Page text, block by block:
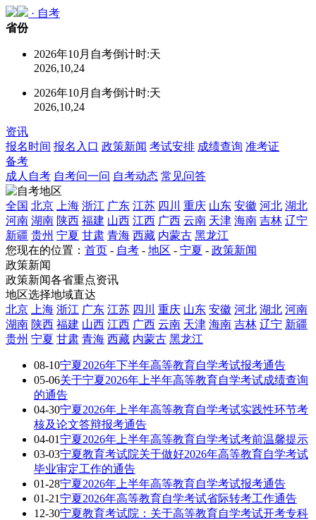
· 自考
省份
2026年10月自考倒计时:天
2026,10,24
2026年10月自考倒计时:天
2026,10,24
资讯
报名时间 报名入口 政策新闻 考试安排 成绩查询 准考证
备考
成人自考 自考问一问 自考动态 常见问答
全国 北京 上海 浙江 广东 江苏 四川 重庆 山东 安徽 河北 湖北
河南 湖南 陕西 福建 山西 江西 广西 云南 天津 海南 吉林 辽宁
新疆 贵州 宁夏 甘肃 青海 西藏 内蒙古 黑龙江
您现在的位置： 首页 - 自考 - 地区 - 宁夏 - 政策新闻
政策新闻
政策新闻各省重点资讯
地区选择地域直达
北京
上海 浙江 广东 江苏 四川 重庆 山东 安徽 河北 湖北 河南
湖南 陕西 福建 山西 江西 广西 云南 天津 海南 吉林 辽宁 新疆
贵州 宁夏 甘肃 青海 西藏 内蒙古 黑龙江
08-10宁夏2026年下半年高等教育自学考试报考通告
05-06关于宁夏2026年上半年高等教育自学考试成绩查询
的通告
04-30宁夏2026年上半年高等教育自学考试实践性环节考
核及论文答辩报考通告
04-01宁夏2026年上半年高等教育自学考试考前温馨提示
03-03宁夏教育考试院关于做好2026年高等教育自学考试
毕业审定工作的通告
01-28宁夏2026年上半年高等教育自学考试报考通告
01-21宁夏2026年高等教育自学考试省际转考工作通告
12-30宁夏教育考试院：关于高等教育自学考试开考专科